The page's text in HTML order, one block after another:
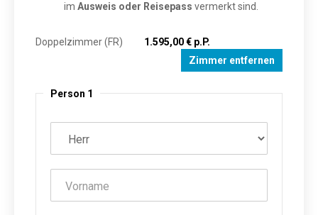
im Ausweis oder Reisepass vermerkt sind.
Doppelzimmer (FR)
1.595,00 € p.P.
Zimmer entfernen
Person 1